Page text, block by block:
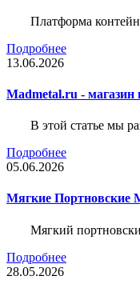
Платформа
Подробнее
13.06.2026
Madmetal.ru -
В этой статье мы
Подробнее
05.06.2026
Мягкие Портновские
Мягкий
Подробнее
28.05.2026